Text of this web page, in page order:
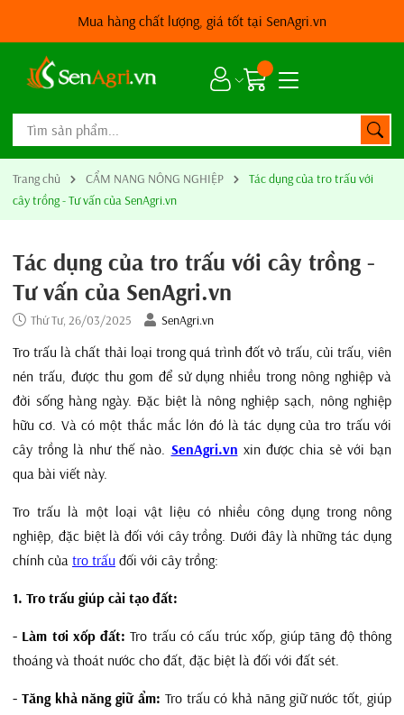
Mua hàng chất lượng, giá tốt tại SenAgri.vn
Trang chủ CẨM NANG NÔNG NGHIỆP
Tác dụng của tro trấu với
cây trồng - Tư vấn của SenAgri.vn
Tác dụng của tro trấu với cây trồng -
Tư vấn của SenAgri.vn
Thứ Tư, 26/03/2025 SenAgri.vn
Tro trấu là chất thải loại trong quá trình đốt vỏ trấu, củi trấu, viên
nén trấu, được thu gom để sử dụng nhiều trong nông nghiệp và
đời sống hàng ngày. Đặc biệt là nông nghiệp sạch, nông nghiệp
hữu cơ. Và có một thắc mắc lớn đó là tác dụng của tro trấu với
cây trồng là như thế nào. SenAgri.vn xin được chia sẻ với bạn
qua bài viết này.
Tro trấu là một loại vật liệu có nhiều công dụng trong nông
nghiệp, đặc biệt là đối với cây trồng. Dưới đây là những tác dụng
chính của tro trấu đối với cây trồng:
1. Tro trấu giúp cải tạo đất:
- Làm tơi xốp đất: Tro trấu có cấu trúc xốp, giúp tăng độ thông
thoáng và thoát nước cho đất, đặc biệt là đối với đất sét.
- Tăng khả năng giữ ẩm: Tro trấu có khả năng giữ nước tốt, giúp